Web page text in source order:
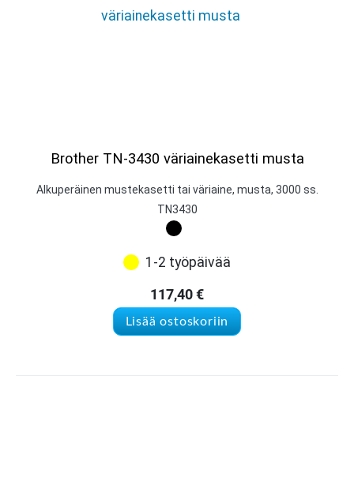
Brother TN-3430 väriainekasetti musta
Alkuperäinen mustekasetti tai väriaine, musta, 3000 ss.
TN3430
1-2 työpäivää
117,40€
Lisää ostoskoriin